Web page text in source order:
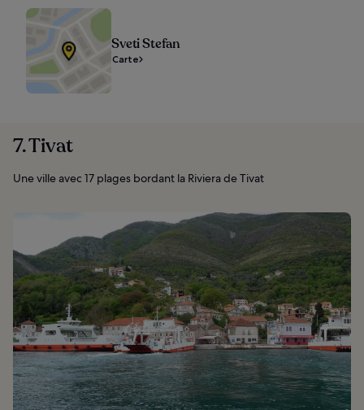
Sveti Stefan
Carte
7. Tivat
Une ville avec 17 plages bordant la Riviera de Tivat